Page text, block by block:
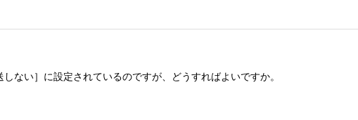
ない］に設定されているのですが、どうすればよいですか。